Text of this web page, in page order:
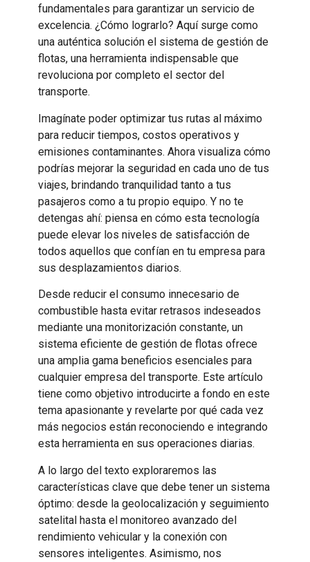
fundamentales para garantizar un servicio de
excelencia. ¿Cómo lograrlo? Aquí surge como
una auténtica solución el sistema de gestión de
flotas, una herramienta indispensable que
revoluciona por completo el sector del
transporte.
Imagínate poder optimizar tus rutas al máximo
para reducir tiempos, costos operativos y
emisiones contaminantes. Ahora visualiza cómo
podrías mejorar la seguridad en cada uno de tus
viajes, brindando tranquilidad tanto a tus
pasajeros como a tu propio equipo. Y no te
detengas ahí: piensa en cómo esta tecnología
puede elevar los niveles de satisfacción de
todos aquellos que confían en tu empresa para
sus desplazamientos diarios.
Desde reducir el consumo innecesario de
combustible hasta evitar retrasos indeseados
mediante una monitorización constante, un
sistema eficiente de gestión de flotas ofrece
una amplia gama beneficios esenciales para
cualquier empresa del transporte. Este artículo
tiene como objetivo introducirte a fondo en este
tema apasionante y revelarte por qué cada vez
más negocios están reconociendo e integrando
esta herramienta en sus operaciones diarias.
A lo largo del texto exploraremos las
características clave que debe tener un sistema
óptimo: desde la geolocalización y seguimiento
satelital hasta el monitoreo avanzado del
rendimiento vehicular y la conexión con
sensores inteligentes. Asimismo, nos